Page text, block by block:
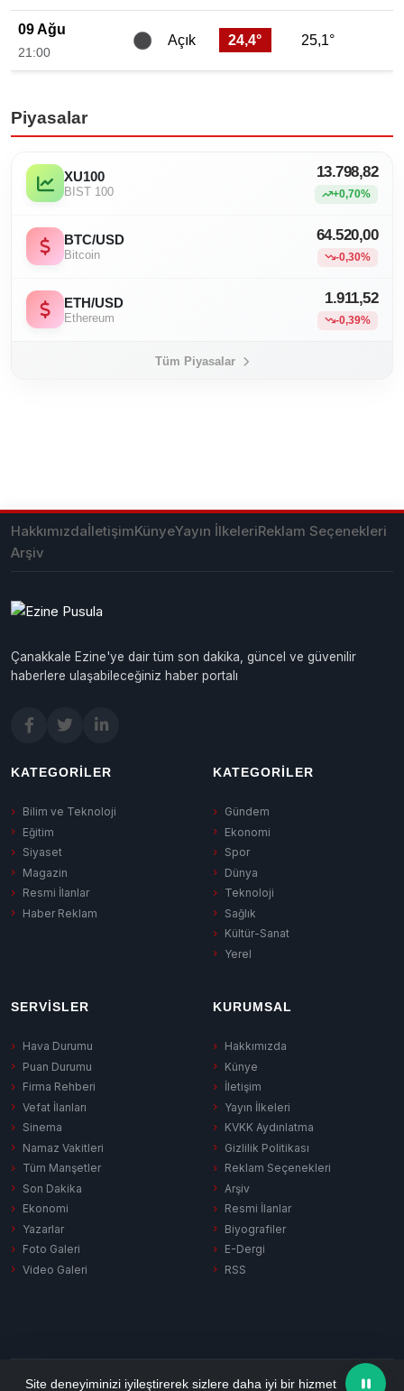
09 Ağu
21:00
Açık 24,4° 25,1°
Piyasalar
XU100
BIST 100
13.798,82
+0,70%
BTC/USD
Bitcoin
64.520,00
-0,30%
ETH/USD
Ethereum
1.911,52
-0,39%
Tüm Piyasalar
HakkımızdaİletişimKünyeYayın İlkeleriReklam Seçenekleri
Arşiv
Çanakkale Ezine'ye dair tüm son dakika, güncel ve güvenilir
haberlere ulaşabileceğiniz haber portalı
KATEGORILER
Bilim ve Teknoloji
Eğitim
Siyaset
Magazin
Resmi İlanlar
Haber Reklam
KATEGORILER
Gündem
Ekonomi
Spor
Dünya
Teknoloji
Sağlık
Kültür-Sanat
Yerel
SERVISLER
Hava Durumu
Puan Durumu
Firma Rehberi
Vefat İlanları
Sinema
Namaz Vakitleri
Tüm Manşetler
Son Dakika
Ekonomi
Yazarlar
Foto Galeri
Video Galeri
KURUMSAL
Hakkımızda
Künye
İletişim
Yayın İlkeleri
KVKK Aydınlatma
Gizlilik Politikası
Reklam Seçenekleri
Arşiv
Resmi İlanlar
Biyografiler
E-Dergi
RSS
Gizlilik Politikası KVKK AydınlatmaÇerez PolitikasıRSS
Site deneyiminizi iyileştirerek sizlere daha iyi bir hizmet